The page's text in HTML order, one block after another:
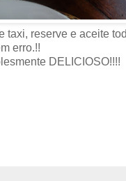
taxi, reserve e aceite
erro.!!
DELICIOSO!!!!